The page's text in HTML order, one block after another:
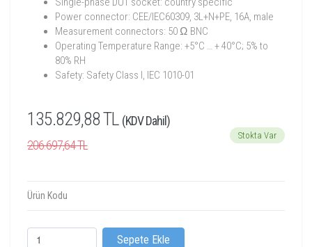
Power connector: CEE/IEC60309, 3L+N+PE, 16A, male
Measurement connectors: 50 Ω BNC
Operating Temperature Range: +5°C … + 40°C; 5% to
80% RH
Safety: Safety Class I, IEC 1010-01
135.829,88 TL (KDV Dahil)
206.697,64 TL
Stokta Var
Ürün Kodu
Sepete Ekle